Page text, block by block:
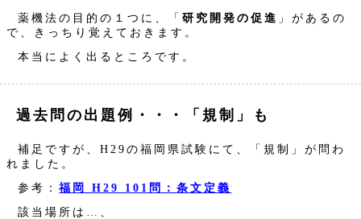
薬機法の目的の１つに、「研究開発の促進 」があるの
で、きっちり覚えておきます。
本当によく出るところです。
過去問の出題例・・・「規制」も
補足ですが、H29の福岡県試験にて、「規制」が問わ
れました。
参考：福岡 H29 101問：条文定義
該当場所は…、